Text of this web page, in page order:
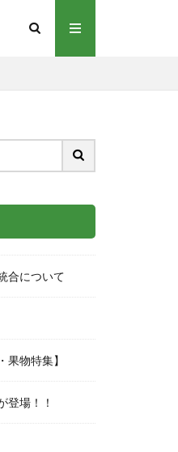
合について
果物特集】
登場！！